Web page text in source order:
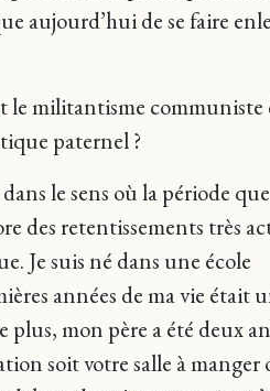
aujourd’hui de se faire
le militantisme communiste
paternel ?
le sens où la période que
des retentissements très
Je suis né dans une école
années de ma vie était
plus, mon père a été deux
soit votre salle à manger